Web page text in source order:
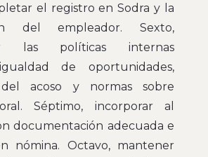
el registro en Sodra y la
del empleador. Sexto,
las políticas internas
de oportunidades,
del acoso y normas sobre
Séptimo, incorporar al
documentación adecuada e
nómina. Octavo, mantener